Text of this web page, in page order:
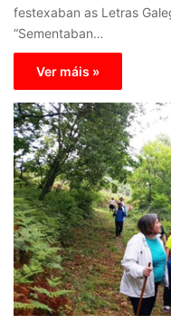
festexaban as Letras
“Sementaban…
Ver máis »